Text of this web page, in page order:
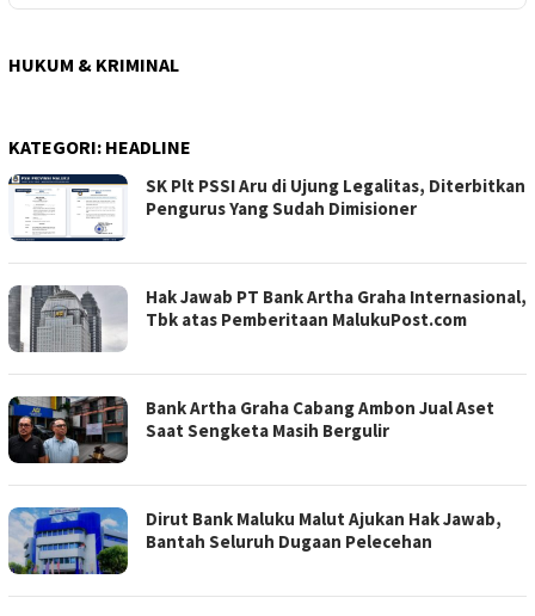
HUKUM & KRIMINAL
KATEGORI: HEADLINE
SK Plt PSSI Aru di Ujung Legalitas, Diterbitkan
Pengurus Yang Sudah Dimisioner
Hak Jawab PT Bank Artha Graha Internasional,
Tbk atas Pemberitaan MalukuPost.com
Bank Artha Graha Cabang Ambon Jual Aset
Saat Sengketa Masih Bergulir
Dirut Bank Maluku Malut Ajukan Hak Jawab,
Bantah Seluruh Dugaan Pelecehan